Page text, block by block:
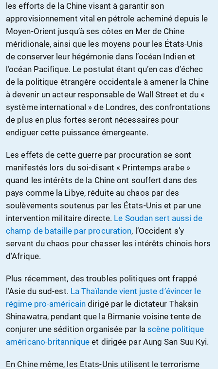
les efforts de la Chine visant à garantir son
approvisionnement vital en pétrole acheminé depuis le
Moyen-Orient jusqu’à ses côtes en Mer de Chine
méridionale, ainsi que les moyens pour les États-Unis
de conserver leur hégémonie dans l’océan Indien et
l’océan Pacifique. Le postulat étant qu’en cas d’échec
de la politique étrangère occidentale à amener la Chine
à devenir un acteur responsable de Wall Street et du «
système international » de Londres, des confrontations
de plus en plus fortes seront nécessaires pour
endiguer cette puissance émergeante.
Les effets de cette guerre par procuration se sont
manifestés lors du soi-disant « Printemps arabe »
quand les intérêts de la Chine ont souffert dans des
pays comme la Libye, réduite au chaos par des
soulèvements soutenus par les États-Unis et par une
intervention militaire directe. Le Soudan sert aussi de
champ de bataille par procuration, l’Occident s’y
servant du chaos pour chasser les intérêts chinois hors
d’Afrique.
Plus récemment, des troubles politiques ont frappé
l’Asie du sud-est. La Thaïlande vient juste d’évincer le
régime pro-américain dirigé par le dictateur Thaksin
Shinawatra, pendant que la Birmanie voisine tente de
conjurer une sédition organisée par la scène politique
américano-britannique et dirigée par Aung San Suu Kyi.
En Chine même, les Etats-Unis utilisent le terrorisme